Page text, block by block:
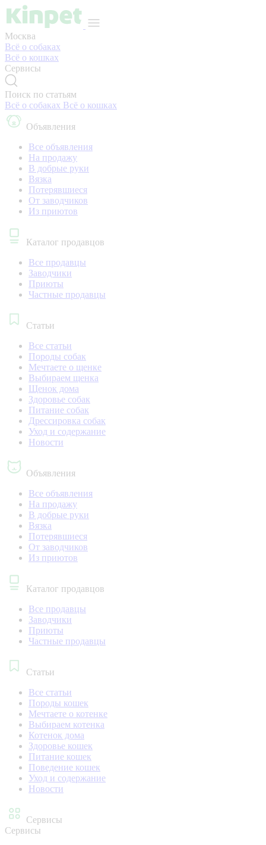
Москва
Всё о собаках
Всё о кошках
Сервисы
Поиск по статьям
Всё о собаках Всё о кошках
Объявления
Все объявления
На продажу
В добрые руки
Вязка
Потерявшиеся
От заводчиков
Из приютов
Каталог продавцов
Все продавцы
Заводчики
Приюты
Частные продавцы
Статьи
Все статьи
Породы собак
Мечтаете о щенке
Выбираем щенка
Щенок дома
Здоровье собак
Питание собак
Дрессировка собак
Уход и содержание
Новости
Объявления
Все объявления
На продажу
В добрые руки
Вязка
Потерявшиеся
От заводчиков
Из приютов
Каталог продавцов
Все продавцы
Заводчики
Приюты
Частные продавцы
Статьи
Все статьи
Породы кошек
Мечтаете о котенке
Выбираем котенка
Котенок дома
Здоровье кошек
Питание кошек
Поведение кошек
Уход и содержание
Новости
Сервисы
Сервисы